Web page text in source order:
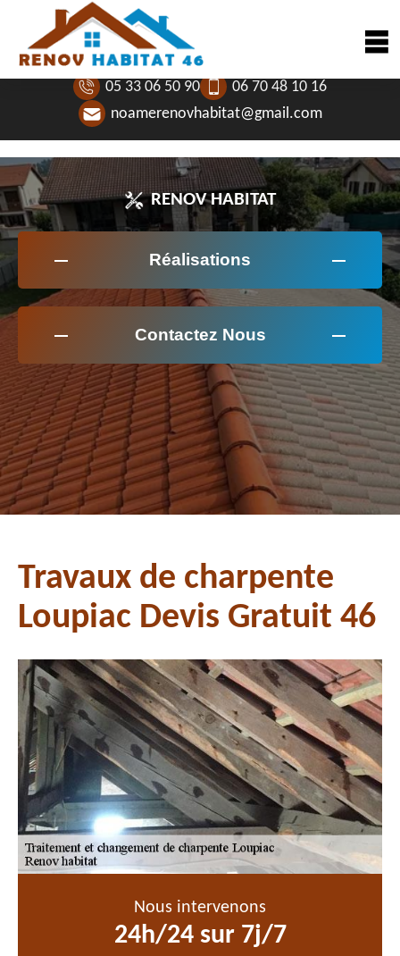
05 33 06 50 90
06 70 48 10 16
noamerenovhabitat@gmail.com
RENOV HABITAT
Réalisations
Contactez Nous
Travaux de charpente
Loupiac Devis Gratuit 46
Nous intervenons
24h/24 sur 7j/7